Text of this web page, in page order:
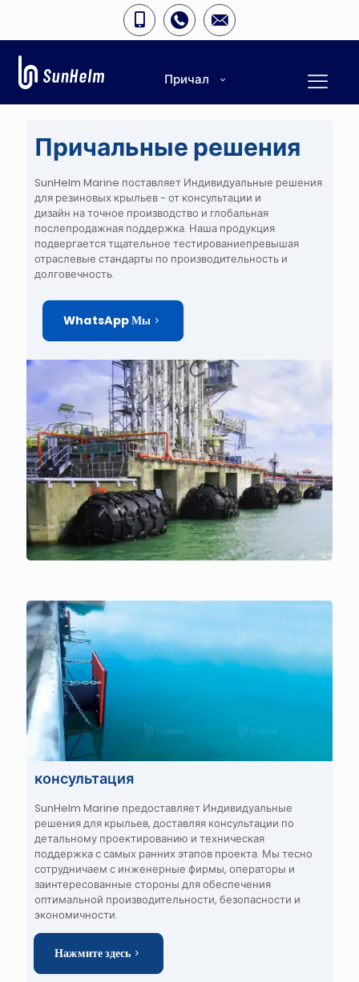
Причал
Причальные решения
SunHelm Marine поставляет Индивидуальные решения
для резиновых крыльев- от консультации и
дизайн наточное производство и глобальная
послепродажная поддержка. Наша продукция
подвергаетсятщательное тестированиепревышая
отраслевые стандарты по производительность и
долговечность.
WhatsApp Мы
консультация
SunHelm Marine предоставляет Индивидуальные
решения для крыльев, доставляя консультации по
детальному проектированию и техническая
поддержкас самых ранних этапов проекта. Мы тесно
сотрудничаем с инженерные фирмы, операторы и
заинтересованные стороны для обеспечения
оптимальной производительности, безопасности и
экономичности.
Нажмите здесь